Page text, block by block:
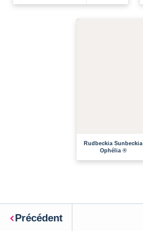
Rudbeckia Sunbeckia
Ophélia ®
Précédent